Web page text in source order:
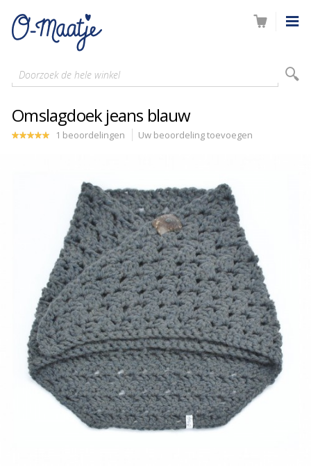
Doorzoek de hele winkel
Omslagdoek jeans blauw
1 beoordelingen Uw beoordeling toevoegen